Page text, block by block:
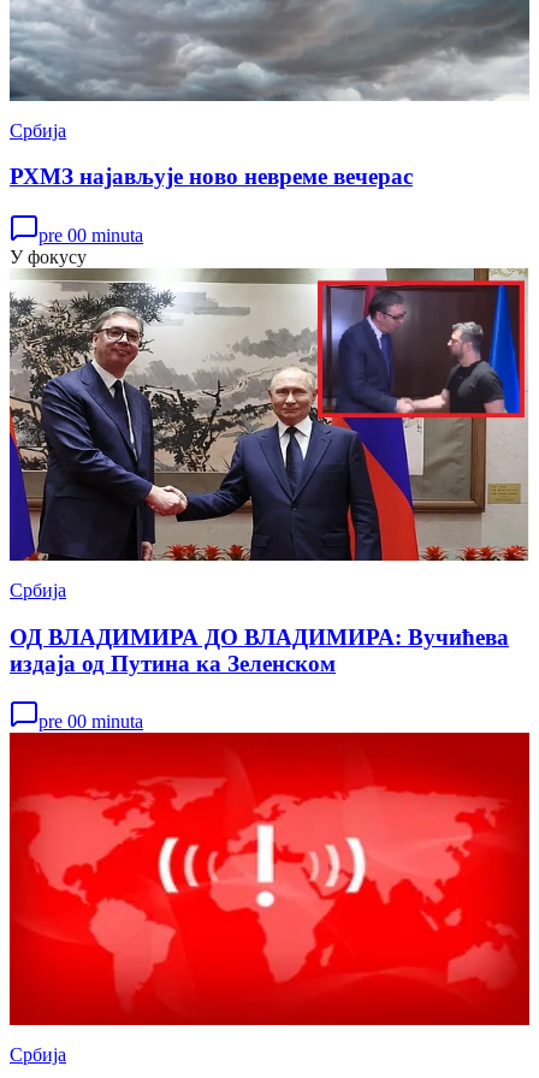
Србија
РХМЗ најављује ново невреме вечерас
pre 00 minuta
У фокусу
Србија
ОД ВЛАДИМИРА ДО ВЛАДИМИРА: Вучићева
издаја од Путина ка Зеленском
pre 00 minuta
Србија